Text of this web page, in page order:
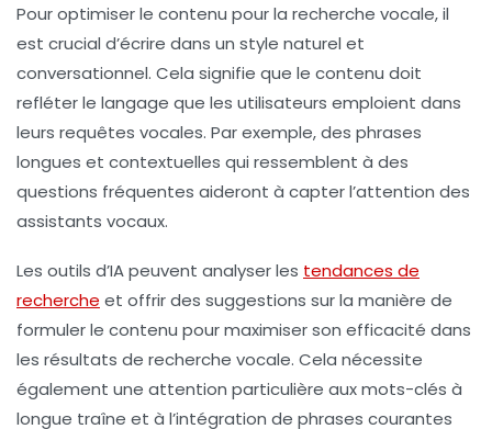
Pour optimiser le contenu pour la recherche vocale, il
est crucial d’écrire dans un style naturel et
conversationnel. Cela signifie que le contenu doit
refléter le langage que les utilisateurs emploient dans
leurs requêtes vocales. Par exemple, des phrases
longues et contextuelles qui ressemblent à des
questions fréquentes aideront à capter l’attention des
assistants vocaux.
Les outils d’IA peuvent analyser les tendances de
recherche et offrir des suggestions sur la manière de
formuler le contenu pour maximiser son efficacité dans
les résultats de recherche vocale. Cela nécessite
également une attention particulière auxmots-clés à
longue traîne et à l’intégration de phrases courantes